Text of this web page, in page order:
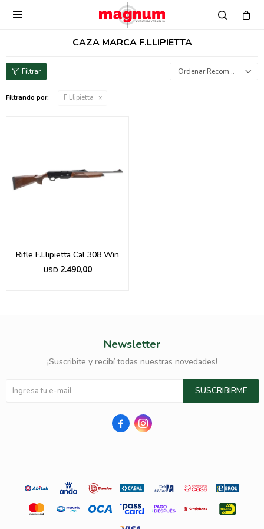

CAZA MARCA F.LLIPIETTA
Recomendados
Filtrando por: F.Llipietta
Rifle F.Llipietta Cal 308 Win
USD 2.490,00
Newsletter
¡Suscribite y recibí todas nuestras novedades!
SUSCRIBIRME
 